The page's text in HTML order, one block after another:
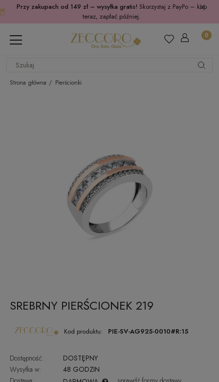
Przy zakupach od 149 zł – wysyłka gratis! Skorzystaj z PayPo – kup
teraz, zapłać później.
Strona główna Pierścionki
SREBRNY PIERŚCIONEK 219
Kod produktu: PIE-SV-AG925-0010#R:15
Dostępność:
DOSTĘPNY
Wysyłka w:
48 GODZIN